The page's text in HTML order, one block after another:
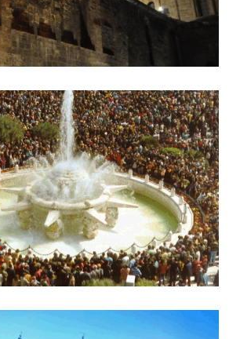
Venti
Militare